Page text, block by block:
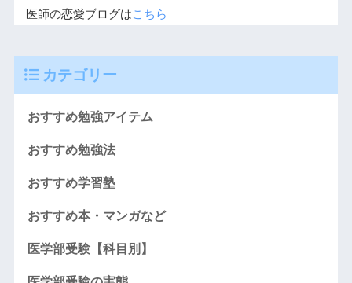
医師の恋愛ブログはこちら
カテゴリー
おすすめ勉強アイテム
おすすめ勉強法
おすすめ学習塾
おすすめ本・マンガなど
医学部受験【科目別】